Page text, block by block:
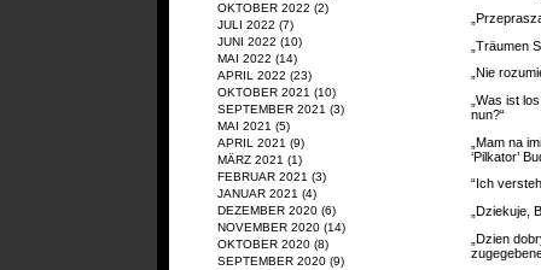
OKTOBER 2022 (2)
JULI 2022 (7)
JUNI 2022 (10)
MAI 2022 (14)
APRIL 2022 (23)
OKTOBER 2021 (10)
SEPTEMBER 2021 (3)
MAI 2021 (5)
APRIL 2021 (9)
MÄRZ 2021 (1)
FEBRUAR 2021 (3)
JANUAR 2021 (4)
DEZEMBER 2020 (6)
NOVEMBER 2020 (14)
OKTOBER 2020 (8)
SEPTEMBER 2020 (9)
„Träumen
„Nie
„Was ist
nun?“
„Mam na
‘Pilkator’
“Ich
„Dziekuje,
„Dzien